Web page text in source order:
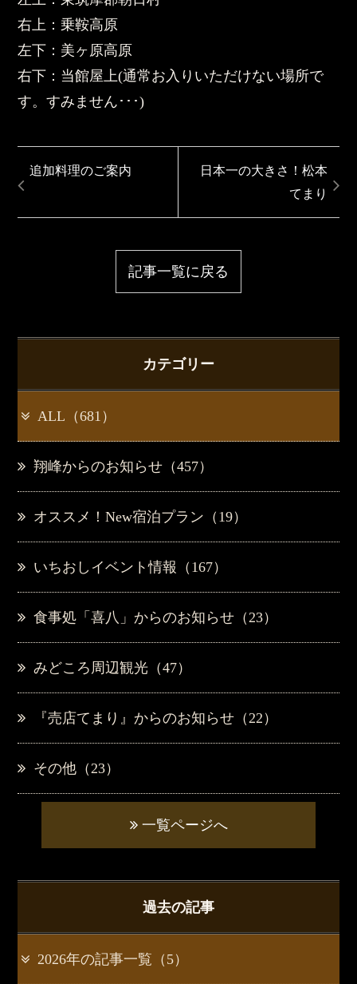
右上：乗鞍高原
左下：美ヶ原高原
右下：当館屋上(通常お入りいただけない場所で
す。すみません･･･)
追加料理のご案内
日本一の大きさ！松本
てまり
記事一覧に戻る
カテゴリー
ALL（681）
翔峰からのお知らせ（457）
オススメ！New宿泊プラン（19）
いちおしイベント情報（167）
食事処「喜八」からのお知らせ（23）
みどころ周辺観光（47）
『売店てまり』からのお知らせ（22）
その他（23）
一覧ページへ
過去の記事
2026年の記事一覧（5）